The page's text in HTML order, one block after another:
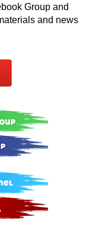
Group and
and news